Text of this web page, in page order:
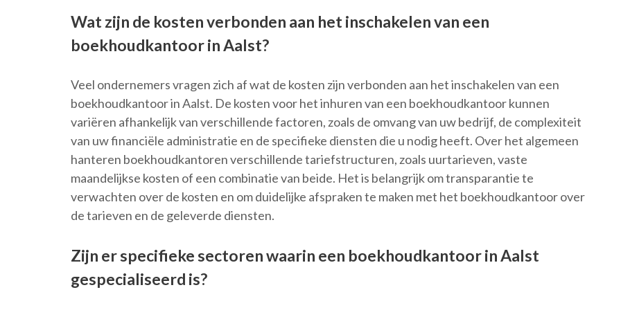
Wat zijn de kosten verbonden aan het inschakelen van een
boekhoudkantoor in Aalst?
Veel ondernemers vragen zich af wat de kosten zijn verbonden aan het inschakelen van een
boekhoudkantoor in Aalst. De kosten voor het inhuren van een boekhoudkantoor kunnen
variëren afhankelijk van verschillende factoren, zoals de omvang van uw bedrijf, de complexiteit
van uw financiële administratie en de specifieke diensten die u nodig heeft. Over het algemeen
hanteren boekhoudkantoren verschillende tariefstructuren, zoals uurtarieven, vaste
maandelijkse kosten of een combinatie van beide. Het is belangrijk om transparantie te
verwachten over de kosten en om duidelijke afspraken te maken met het boekhoudkantoor over
de tarieven en de geleverde diensten.
Zijn er specifieke sectoren waarin een boekhoudkantoor in Aalst
gespecialiseerd is?